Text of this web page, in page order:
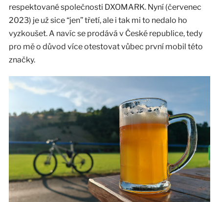
respektované společnosti DXOMARK. Nyní (červenec
2023) je už sice “jen” třetí, ale i tak mi to nedalo ho
vyzkoušet. A navíc se prodává v České republice, tedy
pro mě o důvod více otestovat vůbec první mobil této
značky.